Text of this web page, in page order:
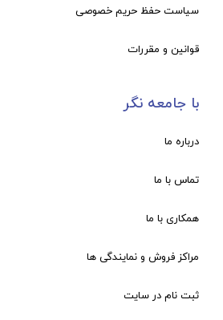
سیاست حفظ حریم خصوصی
قوانین و مقررات
با جامعه نگر
درباره ما
تماس با ما
همکاری با ما
مراکز فروش و نمایندگی ها
ثبت نام در سایت